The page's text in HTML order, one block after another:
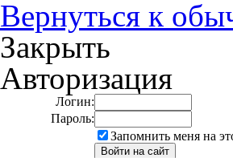
Вернуться к
Закрыть
Авторизация
Логин:
Пароль:
Запомнить меня на